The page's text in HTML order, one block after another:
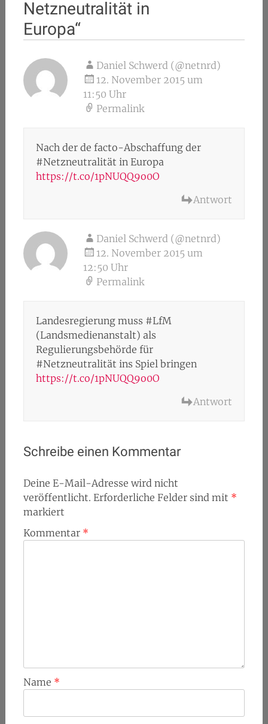
Netzneutralität in
Europa“
Daniel Schwerd (@netnrd)
12. November 2015 um
11:50 Uhr
Permalink
Nach der de facto-Abschaffung der
#Netzneutralität in Europa
https://t.co/1pNUQQ9o0O
Antwort
Daniel Schwerd (@netnrd)
12. November 2015 um
12:50 Uhr
Permalink
Landesregierung muss #LfM
(Landsmedienanstalt) als
Regulierungsbehörde für
#Netzneutralität ins Spiel bringen
https://t.co/1pNUQQ9o0O
Antwort
Schreibe einen Kommentar
Deine E-Mail-Adresse wird nicht
veröffentlicht. Erforderliche Felder sind mit *
markiert
Kommentar *
Name *